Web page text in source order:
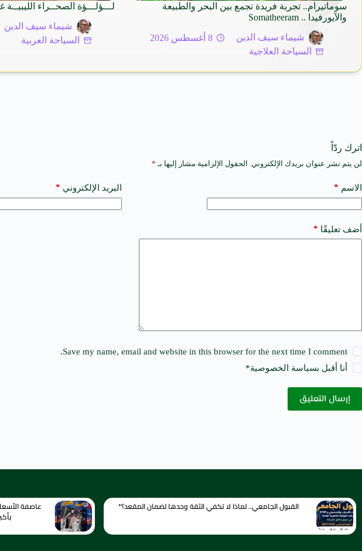
سوماتيرام.. تجربة فريدة تجمع بين البحر والطبيعة
والآيورفيدا .. Somatheeram
شيماء سيف الدين
8 أغسطس 2026
السياحة العلاجية
لـــؤلـــؤة الصحــراء
شيماء سيف الدين
السياحة العربية
اترك ردّاً
لن يتم نشر عنوان بريدك الإلكتروني. الحقول الإلزامية مشار إليها بـ *
الاسم * البريد الإلكتروني *
أضف تعليقًا *
Save my name, email and website in this browser for the next time I comment.
أنا أقبل بسياسة الخصوصية*
إرسال التعليق
A
t
e
a
t
القبول الجامعي.. لماذا لا تكفي الثقة وحدها لضمان المقعد؟*